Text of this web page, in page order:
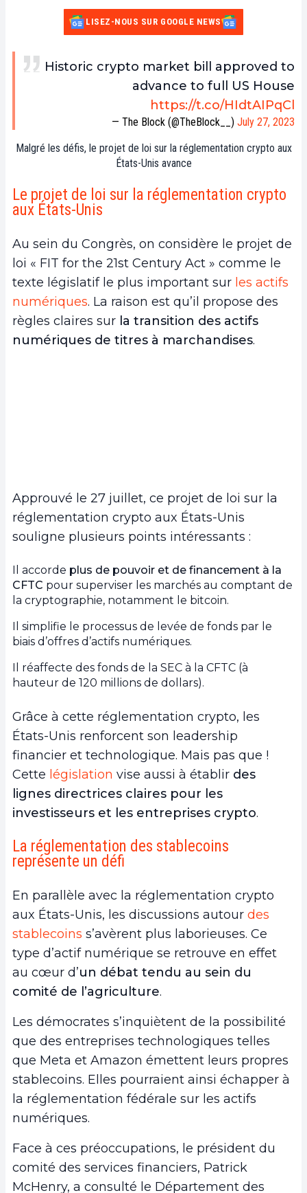
LISEZ-NOUS SUR GOOGLE NEWS
Historic crypto market bill approved to
advance to full US House
https://t.co/HIdtAIPqCl
— The Block (@TheBlock__) July 27, 2023
Malgré les défis, le projet de loi sur la réglementation crypto aux
États-Unis avance
Le projet de loi sur la réglementation crypto
aux États-Unis
Au sein du Congrès, on considère le projet de
loi « FIT for the 21st Century Act » comme le
texte législatif le plus important sur les actifs
numériques. La raison est qu’il propose des
règles claires sur la transition des actifs
numériques de titres à marchandises.
Approuvé le 27 juillet, ce projet de loi sur la
réglementation crypto aux États-Unis
souligne plusieurs points intéressants :
Il accorde plus de pouvoir et de financement à la
CFTC pour superviser les marchés au comptant de
la cryptographie, notamment le bitcoin.
Il simplifie le processus de levée de fonds par le
biais d’offres d’actifs numériques.
Il réaffecte des fonds de la SEC à la CFTC (à
hauteur de 120 millions de dollars).
Grâce à cette réglementation crypto, les
États-Unis renforcent son leadership
financier et technologique. Mais pas que !
Cette législation vise aussi à établir des
lignes directrices claires pour les
investisseurs et les entreprises crypto.
La réglementation des stablecoins
représente un défi
En parallèle avec la réglementation crypto
aux États-Unis, les discussions autour des
stablecoins s’avèrent plus laborieuses. Ce
type d’actif numérique se retrouve en effet
au cœur d’un débat tendu au sein du
comité de l’agriculture.
Les démocrates s’inquiètent de la possibilité
que des entreprises technologiques telles
que Meta et Amazon émettent leurs propres
stablecoins. Elles pourraient ainsi échapper à
la réglementation fédérale sur les actifs
numériques.
Face à ces préoccupations, le président du
comité des services financiers, Patrick
McHenry, a consulté le Département des